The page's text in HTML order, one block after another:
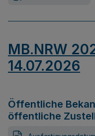
MB.NRW
14.07.2026
Öffentliche
öffentliche